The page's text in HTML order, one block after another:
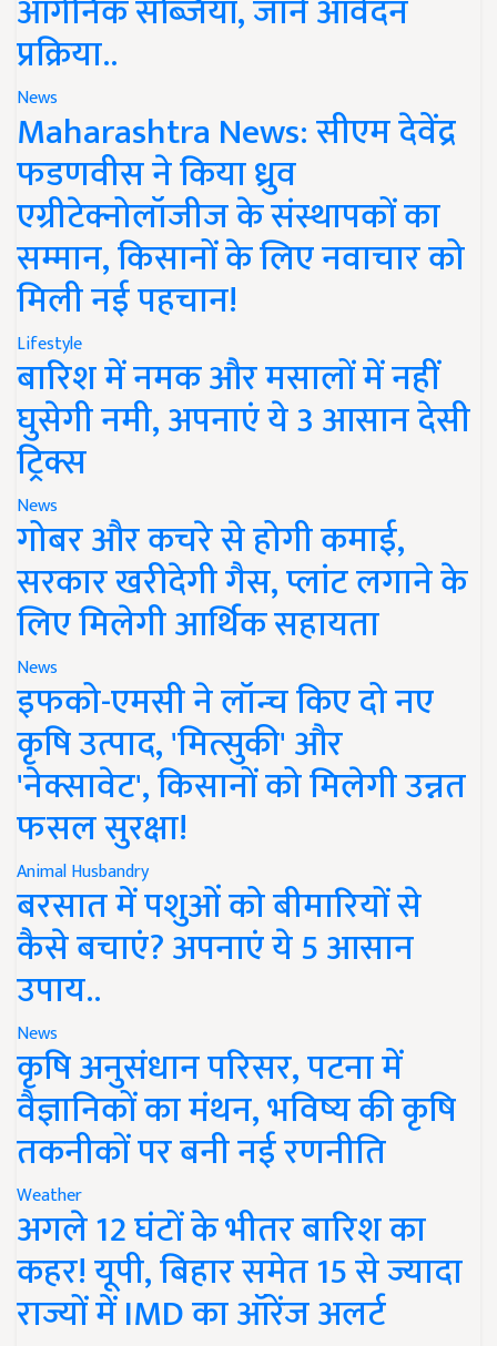
ऑर्गेनिक सब्जियां, जानें आवेदन
प्रक्रिया..
News
Maharashtra News: सीएम देवेंद्र
फडणवीस ने किया ध्रुव
एग्रीटेक्नोलॉजीज के संस्थापकों का
सम्मान, किसानों के लिए नवाचार को
मिली नई पहचान!
Lifestyle
बारिश में नमक और मसालों में नहीं
घुसेगी नमी, अपनाएं ये 3 आसान देसी
ट्रिक्स
News
गोबर और कचरे से होगी कमाई,
सरकार खरीदेगी गैस, प्लांट लगाने के
लिए मिलेगी आर्थिक सहायता
News
इफको-एमसी ने लॉन्च किए दो नए
कृषि उत्पाद, 'मित्सुकी' और
'नेक्सावेट', किसानों को मिलेगी उन्नत
फसल सुरक्षा!
Animal Husbandry
बरसात में पशुओं को बीमारियों से
कैसे बचाएं? अपनाएं ये 5 आसान
उपाय..
News
कृषि अनुसंधान परिसर, पटना में
वैज्ञानिकों का मंथन, भविष्य की कृषि
तकनीकों पर बनी नई रणनीति
Weather
अगले 12 घंटों के भीतर बारिश का
कहर! यूपी, बिहार समेत 15 से ज्यादा
राज्यों में IMD का ऑरेंज अलर्ट